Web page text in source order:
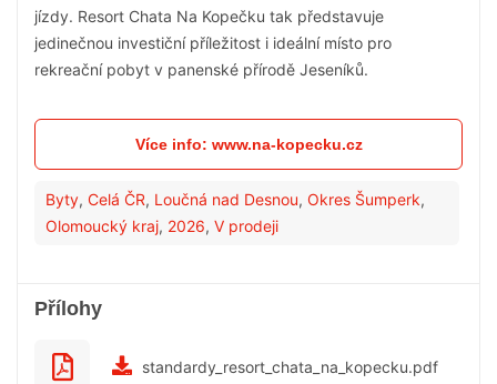
jízdy. Resort Chata Na Kopečku tak představuje
jedinečnou investiční příležitost i ideální místo pro
rekreační pobyt v panenské přírodě Jeseníků.
Více info: www.na-kopecku.cz
Byty, Celá ČR, Loučná nad Desnou, Okres Šumperk,
Olomoucký kraj, 2026, V prodeji
Přílohy
standardy_resort_chata_na_kopecku.pdf